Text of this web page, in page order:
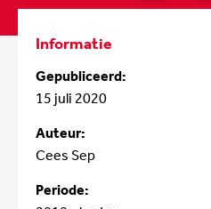
Informatie
Gepubliceerd:
15 juli 2020
Auteur:
Cees Sep
Periode: